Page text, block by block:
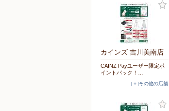
カインズ 吉川美南店
CAINZ Payユーザー限定ポ
イントバック！…
[＋]その他の店舗